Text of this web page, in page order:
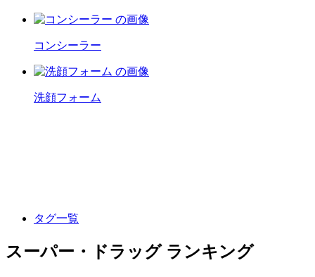
コンシーラー
洗顔フォーム
タグ一覧
スーパー・ドラッグ ランキング